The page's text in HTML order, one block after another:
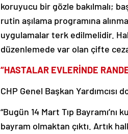
koruyucu bir gözle bakılmalı;
rutin aşılama programına
uygulamalar terk edilmelidir.
düzenlemede var olan çifte
“HASTALAR EVLERİNDE
CHP Genel Başkan
“Bugün 14 Mart Tıp
bayram olmaktan çıktı. Artık